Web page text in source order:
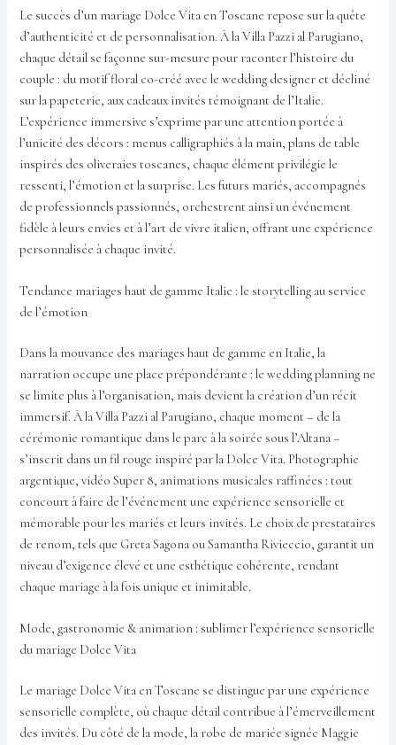
Le succès d’un mariage Dolce Vita en Toscane repose sur la quête
d’authenticité et de personnalisation. À la Villa Pazzi al Parugiano,
chaque détail se façonne sur-mesure pour raconter l’histoire du
couple : du motif floral co-créé avec le wedding designer et décliné
sur la papeterie, aux cadeaux invités témoignant de l’Italie.
L’expérience immersive s’exprime par une attention portée à
l’unicité des décors : menus calligraphiés à la main, plans de table
inspirés des oliveraies toscanes, chaque élément privilégie le
ressenti, l’émotion et la surprise. Les futurs mariés, accompagnés
de professionnels passionnés, orchestrent ainsi un événement
fidèle à leurs envies et à l’art de vivre italien, offrant une expérience
personnalisée à chaque invité.
Tendance mariages haut de gamme Italie : le storytelling au service
de l’émotion
Dans la mouvance des mariages haut de gamme en Italie, la
narration occupe une place prépondérante : le wedding planning ne
se limite plus à l’organisation, mais devient la création d’un récit
immersif. À la Villa Pazzi al Parugiano, chaque moment – de la
cérémonie romantique dans le parc à la soirée sous l’Altana –
s’inscrit dans un fil rouge inspiré par la Dolce Vita. Photographie
argentique, vidéo Super 8, animations musicales raffinées : tout
concourt à faire de l’événement une expérience sensorielle et
mémorable pour les mariés et leurs invités. Le choix de prestataires
de renom, tels que Greta Sagona ou Samantha Rivieccio, garantit un
niveau d’exigence élevé et une esthétique cohérente, rendant
chaque mariage à la fois unique et inimitable.
Mode, gastronomie & animation : sublimer l’expérience sensorielle
du mariage Dolce Vita
Le mariage Dolce Vita en Toscane se distingue par une expérience
sensorielle complète, où chaque détail contribue à l’émerveillement
des invités. Du côté de la mode, la robe de mariée signée Maggie